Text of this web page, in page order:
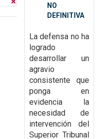
NO
DEFINITIVA
La defensa no ha
logrado
desarrollar un
agravio
consistente que
ponga en
evidencia la
necesidad de
intervención del
Superior Tribunal